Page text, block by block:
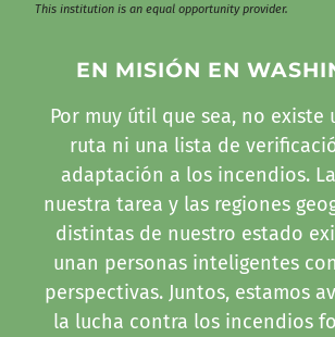
This institution is an equal opportunity provider.
EN MISIÓN EN
Por muy útil que sea, no existe
ruta ni una lista de
adaptación a los incendios.
nuestra tarea y las regiones
distintas de nuestro estado
unan personas inteligentes
perspectivas. Juntos, estamos
la lucha contra los incendios